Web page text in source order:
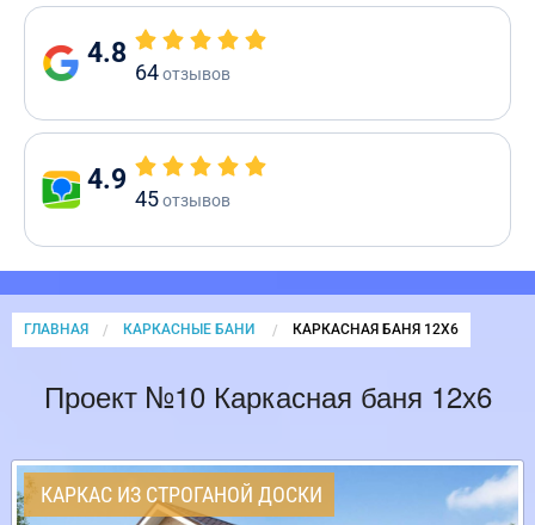
4.8
64отзывов
4.9
45отзывов
ГЛАВНАЯ КАРКАСНЫЕ БАНИ CURRENT:
КАРКАСНАЯ БАНЯ 12Х6
Проект №10 Каркасная баня 12х6
КАРКАС ИЗ СТРОГАНОЙ ДОСКИ